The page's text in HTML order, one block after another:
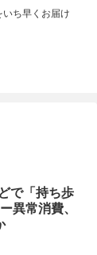
ち早くお届け
で「持ち歩
異常消費、